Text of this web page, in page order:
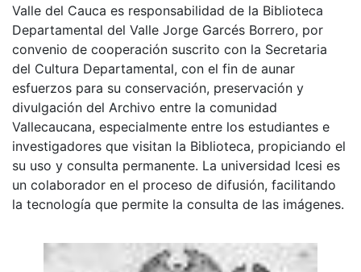
Valle del Cauca es responsabilidad de la Biblioteca
Departamental del Valle Jorge Garcés Borrero, por
convenio de cooperación suscrito con la Secretaria
del Cultura Departamental, con el fin de aunar
esfuerzos para su conservación, preservación y
divulgación del Archivo entre la comunidad
Vallecaucana, especialmente entre los estudiantes e
investigadores que visitan la Biblioteca, propiciando el
su uso y consulta permanente. La universidad Icesi es
un colaborador en el proceso de difusión, facilitando
la tecnología que permite la consulta de las imágenes.